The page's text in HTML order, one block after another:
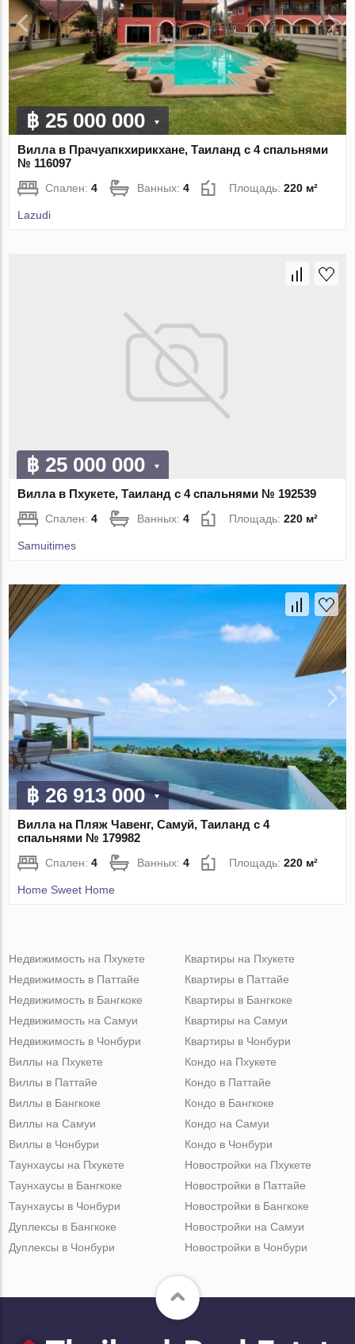
฿ 25 000 000
Вилла в Прачуапкхирикхане, Таиланд с 4 спальнями
№ 116097
Спален:4 Ванных:4 Площадь:220 м²
Lazudi
฿ 25 000 000
Вилла в Пхукете, Таиланд с 4 спальнями № 192539
Спален:4 Ванных:4 Площадь:220 м²
Samuitimes
฿ 26 913 000
Вилла на Пляж Чавенг, Самуй, Таиланд с 4
спальнями № 179982
Спален:4 Ванных:4 Площадь:220 м²
Home Sweet Home
Недвижимость на Пхукете
Недвижимость в Паттайе
Недвижимость в Бангкоке
Недвижимость на Самуи
Недвижимость в Чонбури
Квартиры на Пхукете
Квартиры в Паттайе
Квартиры в Бангкоке
Квартиры на Самуи
Квартиры в Чонбури
Виллы на Пхукете
Виллы в Паттайе
Виллы в Бангкоке
Виллы на Самуи
Виллы в Чонбури
Кондо на Пхукете
Кондо в Паттайе
Кондо в Бангкоке
Кондо на Самуи
Кондо в Чонбури
Таунхаусы на Пхукете
Таунхаусы в Бангкоке
Таунхаусы в Чонбури
Дуплексы в Бангкоке
Дуплексы в Чонбури
Новостройки на Пхукете
Новостройки в Паттайе
Новостройки в Бангкоке
Новостройки на Самуи
Новостройки в Чонбури